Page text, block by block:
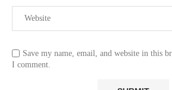
Save my name, email, and website in this
I comment.